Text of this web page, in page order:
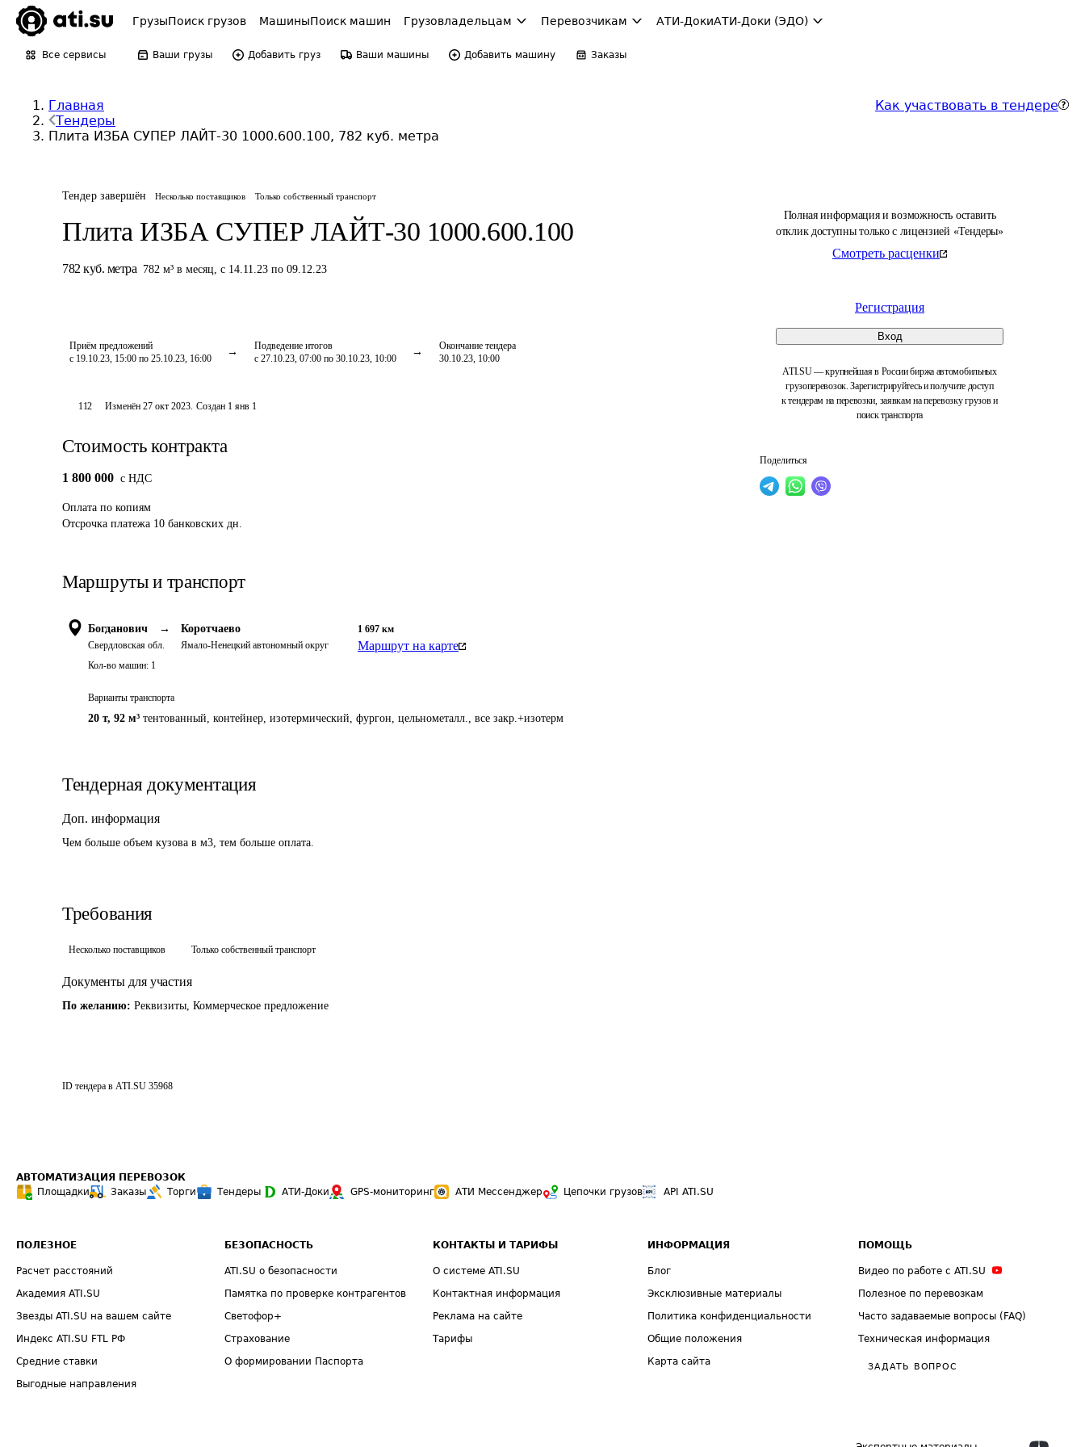
ГрузыПоиск грузов МашиныПоиск машин Грузовладельцам Перевозчикам АТИ-ДокиАТИ-Доки (ЭДО)
Все сервисы Ваши грузы Добавить груз Ваши машины Добавить машину Заказы
Главная
Тендеры
Плита ИЗБА СУПЕР ЛАЙТ-30 1000.600.100, 782 куб. метра
Как участвовать в тендере
Тендер завершён Несколько поставщиков Только собственный транспорт
Плита ИЗБА СУПЕР ЛАЙТ-30 1000.600.100
782 куб. метра 782 м³ в месяц, с 14.11.23 по 09.12.23
Приём предложений
с 19.10.23, 15:00 по 25.10.23, 16:00
Подведение итогов
с 27.10.23, 07:00 по 30.10.23, 10:00
Окончание тендера
30.10.23, 10:00
Полная информация и возможность оставить
отклик доступны только с лицензией «Тендеры»
Смотреть расценки
Регистрация
Вход
ATI.SU — крупнейшая в России биржа автомобильных
грузоперевозок. Зарегистрируйтесь и получите доступ
к тендерам на перевозки, заявкам на перевозку грузов и
поиск транспорта
Поделиться
112 Изменён27 окт 2023. Создан 1 янв 1
Стоимость контракта
1 800 000 c НДС
Оплата по копиям
Отсрочка платежа 10 банковских дн.
Маршруты и транспорт
Богданович →
Свердловская обл.
Коротчаево
Ямало-Ненецкий автономный округ
1 697 км
Маршрут на карте
Кол-во машин: 1
Варианты транспорта
20 т, 92 м³ тентованный, контейнер, изотермический, фургон, цельнометалл., все закр.+изотерм
Тендерная документация
Доп. информация
Чем больше объем кузова в м3, тем больше оплата.
Требования
Несколько поставщиков Только собственный транспорт
Документы для участия
По желанию: Реквизиты, Коммерческое предложение
ID тендера в ATI.SU 35968
АВТОМАТИЗАЦИЯ ПЕРЕВОЗОК
Площадки
Заказы Торги Тендеры АТИ-Доки GPS-мониторинг АТИ Мессенджер Цепочки грузов API ATI.SU
ПОЛЕЗНОЕ
Расчет расстояний
Академия ATI.SU
Звезды ATI.SU на вашем сайте
Индекс ATI.SU FTL РФ
Средние ставки
Выгодные направления
БЕЗОПАСНОСТЬ
ATI.SU о безопасности
Памятка по проверке контрагентов
Светофор+
Страхование
О формировании Паспорта
КОНТАКТЫ И ТАРИФЫ
О системе ATI.SU
Контактная информация
Реклама на сайте
Тарифы
ИНФОРМАЦИЯ
Блог
Эксклюзивные материалы
Политика конфиденциальности
Общие положения
Карта сайта
ПОМОЩЬ
Видео по работе с ATI.SU
Полезное по перевозкам
Часто задаваемые вопросы (FAQ)
Техническая информация
ЗАДАТЬ ВОПРОС